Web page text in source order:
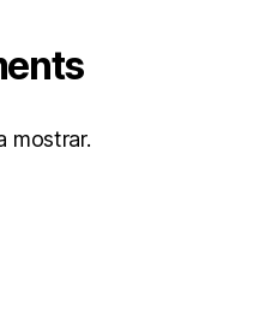
mostrar.